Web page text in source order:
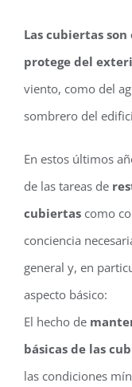
Las cubiertas
protege del
viento, como del
sombrero del
En estos últimos
de las tareas de
cubiertas como
conciencia
general y, en
aspecto básico:
El hecho de
básicas de las
las condiciones